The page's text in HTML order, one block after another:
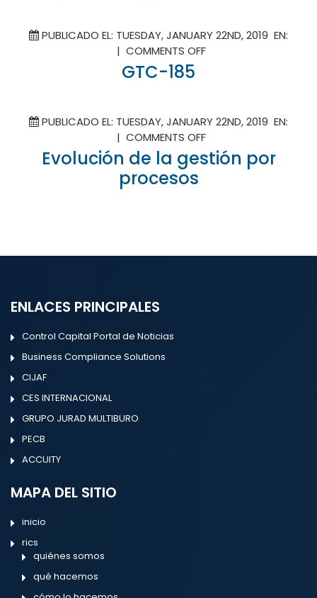
POLÍTICAS
Y
PUBLICADO EL: TUESDAY, JANUARY 22ND, 2019 EN:
| COMMENTS OFFON
GTC-185
PUBLICADO EL: TUESDAY, JANUARY 22ND, 2019 EN:
| COMMENTS OFFON
EVOLUCIÓN
DE
Evolución de la gestión por
procesos
ENLACES PRINCIPALES
Control Capital Portal de Noticias
Business Compliance Solutions
CIJAF
CES INTERNACIONAL
GRUPO JURAD MULTIBURO
PECB
ACCUITY
MAPA DEL SITIO
inicio
rics
quiénes somos
qué hacemos